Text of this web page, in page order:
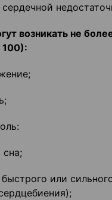
сердечной
возникать не
100):
или